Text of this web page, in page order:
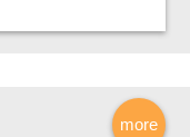
more